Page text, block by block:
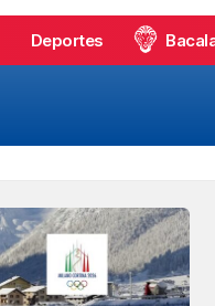
Deportes